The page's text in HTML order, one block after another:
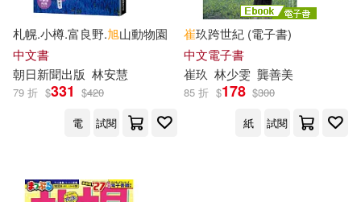
崔艷萍(5)
崔貞善(5) 崔超群(5)
崔連和(5) 崔銀英(5)
國立臺灣大學出版中心(15)
張老師文化(15)
江蘇人民出版社(15)
江西教育出版社(15)
札幌.小樽.富良野.旭山動物園
中文書
朝日新聞出版 林安慧
79 折 $331 $420
電
試閱
崔玖跨世紀 (電子書)
中文電子書
崔玖 林少雯 龔善美
85 折 $178 $300
紙
試閱